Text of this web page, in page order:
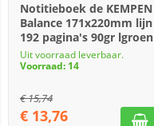
Notitieboek de KEMPEN
Balance 171x220mm lijn
192 pagina's 90gr lgroen
Uit voorraad leverbaar.
Voorraad: 14
€15,74
€ 13,76